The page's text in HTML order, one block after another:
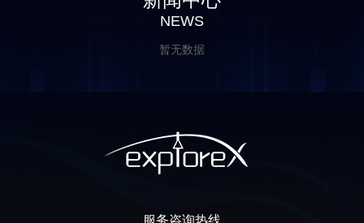
NEWS
暂无数据
服务咨询热线